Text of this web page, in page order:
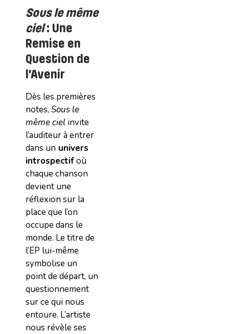
Sous le même
ciel: Une
Remise en
Question de
l’Avenir
Dès les premières
notes, Sous le
même ciel invite
l’auditeur à entrer
dans un univers
introspectifoù
chaque chanson
devient une
réflexion sur la
place que l’on
occupe dans le
monde. Le titre de
l’EP lui-même
symbolise un
point de départ, un
questionnement
sur ce qui nous
entoure. L’artiste
nous révèle ses